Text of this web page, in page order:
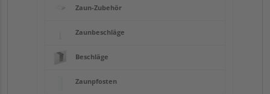
Zaun-Zubehör
Zaunbeschläge
Beschläge
Zaunpfosten